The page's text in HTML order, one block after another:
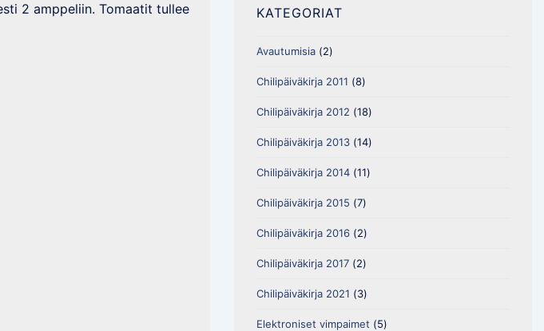
2 amppeliin. Tomaatit tullee
KATEGORIAT
Avautumisia(2)
Chilipäiväkirja 2011 (8)
Chilipäiväkirja 2012 (18)
Chilipäiväkirja 2013(14)
Chilipäiväkirja 2014(11)
Chilipäiväkirja 2015 (7)
Chilipäiväkirja 2016(2)
Chilipäiväkirja 2017(2)
Chilipäiväkirja 2021 (3)
Elektroniset vimpaimet (5)